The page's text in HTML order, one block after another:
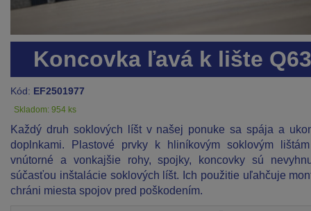
Koncovka ľavá k lište Q63
Kód: EF2501977
Skladom: 954 ks
Každý druh soklových líšt v našej ponuke sa spája a
doplnkami. Plastové prvky k hliníkovým soklovým
vnútorné a vonkajšie rohy, spojky, koncovky sú
súčasťou inštalácie soklových líšt. Ich použitie uľahčuje
chráni miesta spojov pred poškodením.